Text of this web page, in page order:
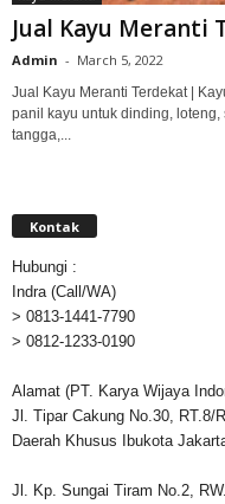
Jual Kayu Meranti
Admin - March 5, 2022
Jual Kayu Meranti Terdekat |
panil kayu untuk dinding,
tangga,...
Kontak
Hubungi :
Indra (Call/WA)
> 0813-1441-7790
> 0812-1233-0190
Alamat (PT. Karya Wijaya
Jl. Tipar Cakung No.30, RT.8/
Daerah Khusus Ibukota
Jl. Kp. Sungai Tiram No.2,